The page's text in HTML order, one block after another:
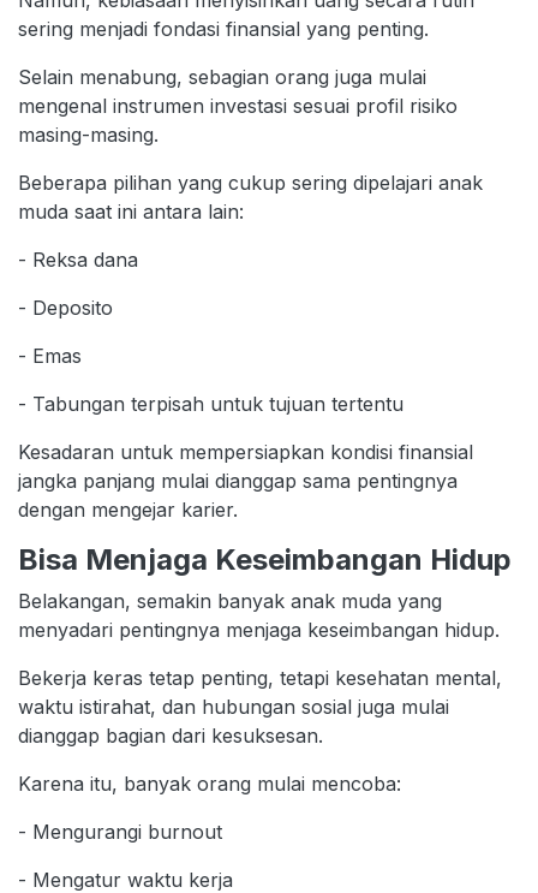
sering menjadi fondasi finansial yang penting.
Selain menabung, sebagian orang juga mulai
mengenal instrumen investasi sesuai profil risiko
masing-masing.
Beberapa pilihan yang cukup sering dipelajari anak
muda saat ini antara lain:
- Reksa dana
- Deposito
- Emas
- Tabungan terpisah untuk tujuan tertentu
Kesadaran untuk mempersiapkan kondisi finansial
jangka panjang mulai dianggap sama pentingnya
dengan mengejar karier.
Bisa Menjaga Keseimbangan Hidup
Belakangan, semakin banyak anak muda yang
menyadari pentingnya menjaga keseimbangan hidup.
Bekerja keras tetap penting, tetapi kesehatan mental,
waktu istirahat, dan hubungan sosial juga mulai
dianggap bagian dari kesuksesan.
Karena itu, banyak orang mulai mencoba:
- Mengurangi burnout
- Mengatur waktu kerja